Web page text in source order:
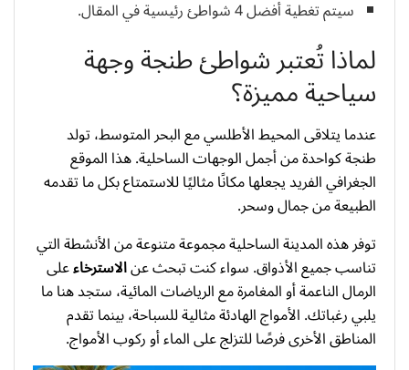
سيتم تغطية أفضل 4 شواطئ رئيسية في المقال.
لماذا تُعتبر شواطئ طنجة وجهة
سياحية مميزة؟
عندما يتلاقى المحيط الأطلسي مع البحر المتوسط، تولد
طنجة كواحدة من أجمل الوجهات الساحلية. هذا الموقع
الجغرافي الفريد يجعلها مكانًا مثاليًا للاستمتاع بكل ما تقدمه
الطبيعة من جمال وسحر.
توفر هذه المدينة الساحلية مجموعة متنوعة من الأنشطة التي
تناسب جميع الأذواق. سواء كنت تبحث عنالاسترخاءعلى
الرمال الناعمة أو المغامرة مع الرياضات المائية، ستجد هنا ما
يلبي رغباتك. الأمواج الهادئة مثالية للسباحة، بينما تقدم
المناطق الأخرى فرصًا للتزلج على الماء أو ركوب الأمواج.